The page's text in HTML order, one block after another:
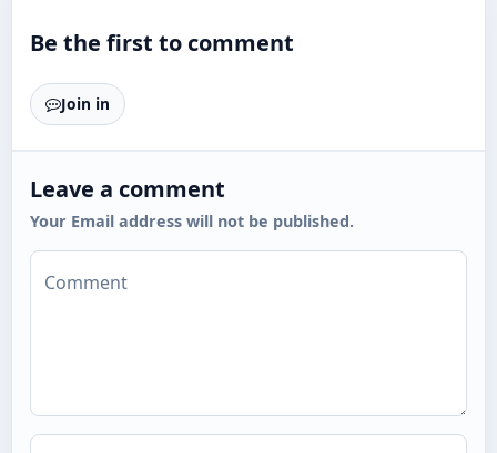
Be the first to comment
Join in
Leave a comment
Your Email address will not be published.
Comment